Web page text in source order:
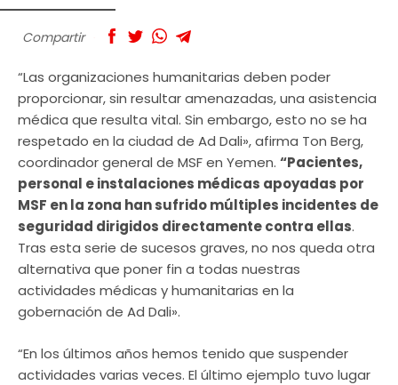
Compartir
“Las organizaciones humanitarias deben poder
proporcionar, sin resultar amenazadas, una asistencia
médica que resulta vital. Sin embargo, esto no se ha
respetado en la ciudad de Ad Dali», afirma Ton Berg,
coordinador general de MSF en Yemen. “Pacientes,
personal e instalaciones médicas apoyadas por
MSF en la zona han sufrido múltiples incidentes de
seguridad dirigidos directamente contra ellas.
Tras esta serie de sucesos graves, no nos queda otra
alternativa que poner fin a todas nuestras
actividades médicas y humanitarias en la
gobernación de Ad Dali».
“En los últimos años hemos tenido que suspender
actividades varias veces. El último ejemplo tuvo lugar